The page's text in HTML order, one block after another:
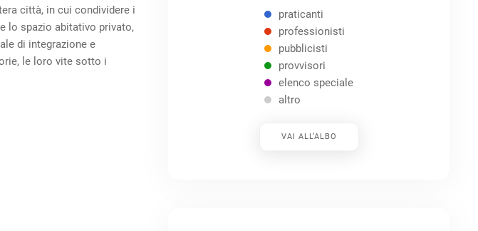
città, in cui condividere i
lo spazio abitativo privato,
di integrazione e
le loro vite sotto i
praticanti
professionisti
pubblicisti
provvisori
elenco speciale
altro
VAI ALL’ALBO